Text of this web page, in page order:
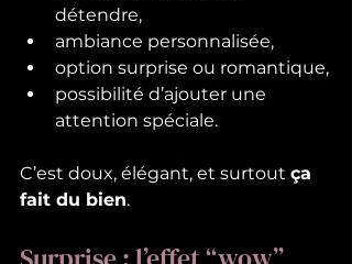
détendre,
ambiance personnalisée,
option surprise ou romantique,
possibilité d’ajouter une
attention spéciale.
C’est doux, élégant, et surtout ça
fait du bien.